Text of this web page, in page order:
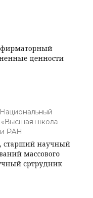
ценности
Национальный
«Высшая школа
РАН
старший научный
массового
сртрудник